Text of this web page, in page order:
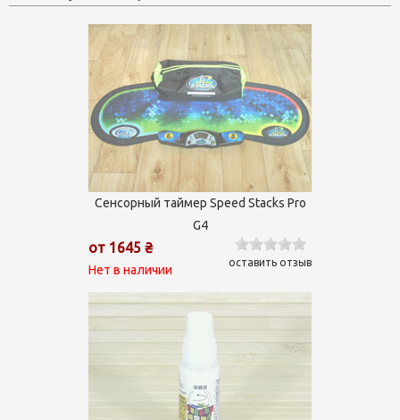
Сенсорный таймер Speed Stacks Pro
G4
от 1645 ₴
Нет в наличии
оставить отзыв